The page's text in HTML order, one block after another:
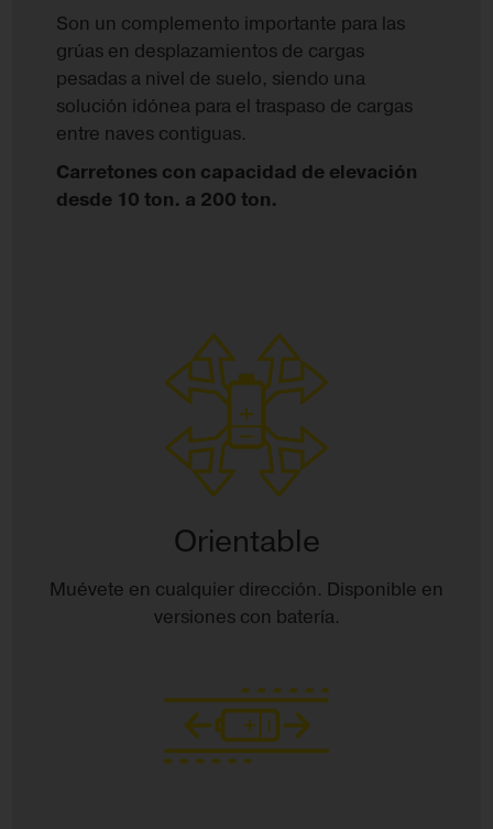
Son un complemento importante para las
grúas en desplazamientos de cargas
pesadas a nivel de suelo, siendo una
solución idónea para el traspaso de cargas
entre naves contiguas.
Carretones con capacidad de elevación
desde 10 ton. a 200 ton.
Orientable
Muévete en cualquier dirección. Disponible en
versiones con batería.